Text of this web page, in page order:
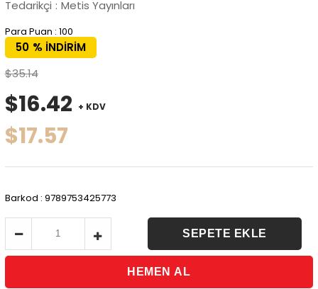
Tedarikçi : Metis Yayınları
Para Puan : 100
%
50
İNDIRIM
$35.14
$16.42 + KDV
$17.57
Barkod : 9789753425773